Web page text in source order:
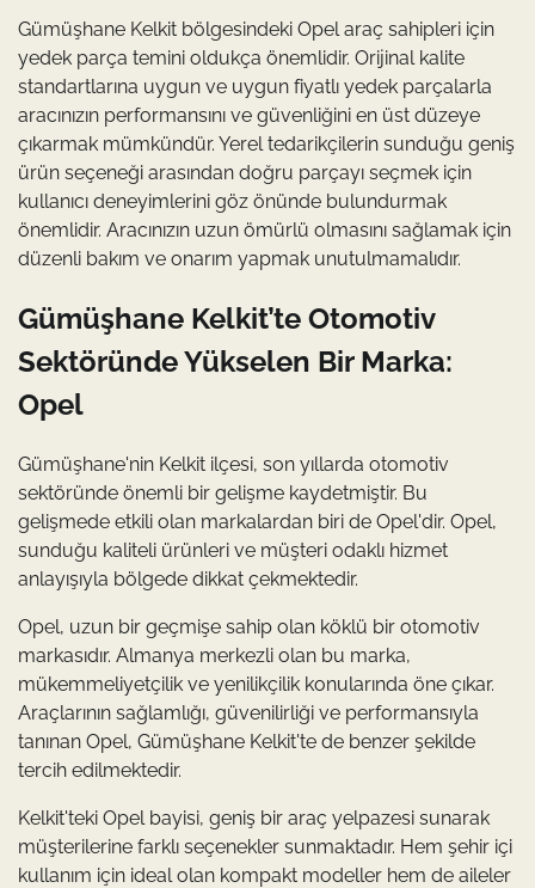
Gümüşhane Kelkit bölgesindeki Opel araç sahipleri için
yedek parça temini oldukça önemlidir. Orijinal kalite
standartlarına uygun ve uygun fiyatlı yedek parçalarla
aracınızın performansını ve güvenliğini en üst düzeye
çıkarmak mümkündür. Yerel tedarikçilerin sunduğu geniş
ürün seçeneği arasından doğru parçayı seçmek için
kullanıcı deneyimlerini göz önünde bulundurmak
önemlidir. Aracınızın uzun ömürlü olmasını sağlamak için
düzenli bakım ve onarım yapmak unutulmamalıdır.
Gümüşhane Kelkit’te Otomotiv
Sektöründe Yükselen Bir Marka:
Opel
Gümüşhane'nin Kelkit ilçesi, son yıllarda otomotiv
sektöründe önemli bir gelişme kaydetmiştir. Bu
gelişmede etkili olan markalardan biri de Opel'dir. Opel,
sunduğu kaliteli ürünleri ve müşteri odaklı hizmet
anlayışıyla bölgede dikkat çekmektedir.
Opel, uzun bir geçmişe sahip olan köklü bir otomotiv
markasıdır. Almanya merkezli olan bu marka,
mükemmeliyetçilik ve yenilikçilik konularında öne çıkar.
Araçlarının sağlamlığı, güvenilirliği ve performansıyla
tanınan Opel, Gümüşhane Kelkit'te de benzer şekilde
tercih edilmektedir.
Kelkit'teki Opel bayisi, geniş bir araç yelpazesi sunarak
müşterilerine farklı seçenekler sunmaktadır. Hem şehir içi
kullanım için ideal olan kompakt modeller hem de aileler